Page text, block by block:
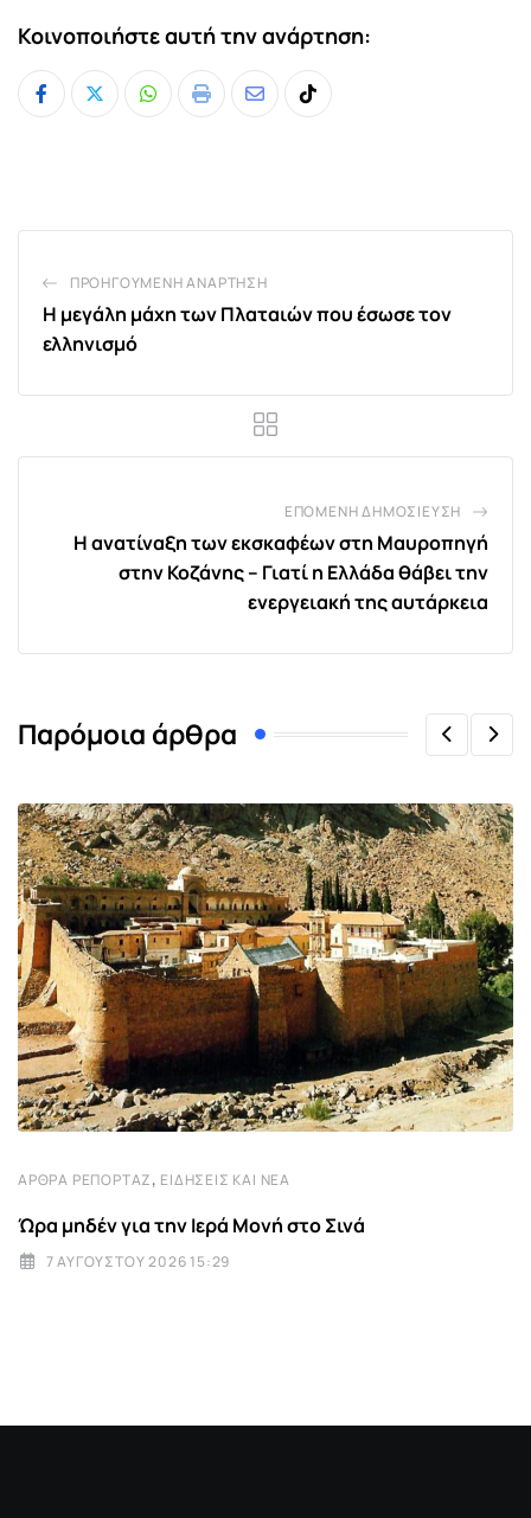
Κοινοποιήστε αυτή την ανάρτηση:
Whatsapp
Print
ShareTiktok
ΠΡΟΗΓΟΎΜΕΝΗ ΑΝΆΡΤΗΣΗ
H μεγάλη μάχη των Πλαταιών που έσωσε τον
ελληνισμό
ΕΠΌΜΕΝΗ ΔΗΜΟΣΊΕΥΣΗ
Η ανατίναξη των εκσκαφέων στη Μαυροπηγή
στην Κοζάνης – Γιατί η Ελλάδα θάβει την
ενεργειακή της αυτάρκεια
Παρόμοια άρθρα
ΆΡΘΡΑ ΡΕΠΟΡΤΆΖ, ΕΙΔΉΣΕΙΣ ΚΑΙ ΝΈΑ
Ώρα μηδέν για την Ιερά Μονή στο Σινά
7 ΑΥΓΟΎΣΤΟΥ 2026 15:29